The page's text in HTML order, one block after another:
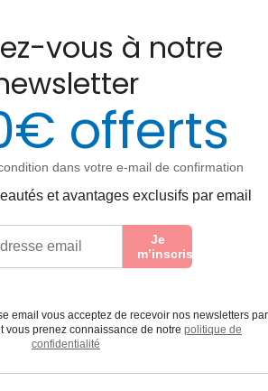
vous à notre
offerts
dans votre e-mail de confirmation
et avantages exclusifs par email
Je
m’inscris
email vous acceptez de recevoir nos newsletters par
vous prenez connaissance de notre politique de
confidentialité